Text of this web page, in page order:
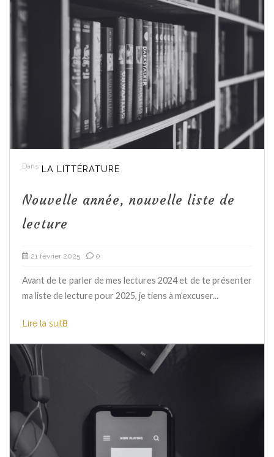
Dans LA LITTÉRATURE
Nouvelle année, nouvelle liste de
lecture
21 février 2025 0
Avant de te parler de mes lectures 2024 et de te présenter
ma liste de lecture pour 2025, je tiens à m’excuser...
Lire la suite